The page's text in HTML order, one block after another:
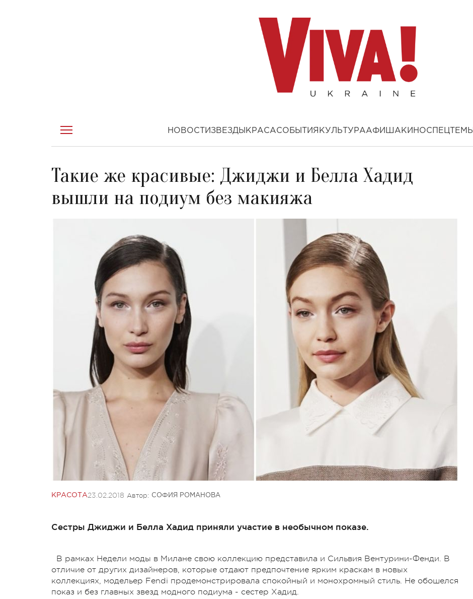
НОВОСТИ ЗВЕЗДЫ КРАСАСОБЫТИЯ КУЛЬТУРААФИША КИНОСПЕЦТЕМЫ
Такие же красивые: Джиджи и Белла Хадид
вышли на подиум без макияжа
КРАСОТА23.02.2018 Автор: СОФИЯ РОМАНОВА
Сестры Джиджи и Белла Хадид приняли участие в необычном показе.
В рамках Недели моды в Милане свою коллекцию представила и Сильвия Вентурини-Фенди. В
отличие от других дизайнеров, которые отдают предпочтение ярким краскам в новых
коллекциях, модельер Fendi продемонстрировала спокойный и монохромный стиль. Не обошелся
показ и без главных звезд модного подиума - сестер Хадид.